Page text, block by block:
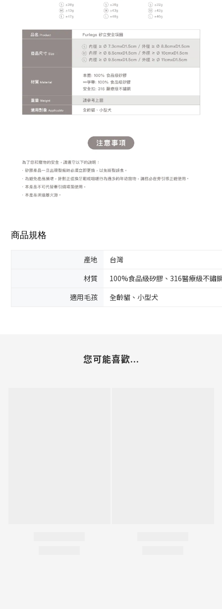
商品規格
產地
台灣
材質
100%食品級矽膠、316醫療級不鏽
適用毛孩
全齡貓、小型犬
您可能喜歡...